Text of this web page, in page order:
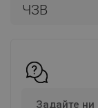
ЧЗВ
Задайте ни
Добави в